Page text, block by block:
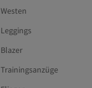
Westen
Leggings
Blazer
Trainingsanzüge